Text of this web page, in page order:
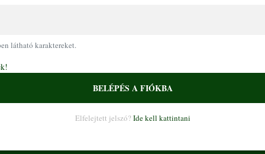
látható karaktereket.
BELÉPÉS A FIÓKBA
Elfelejtett jelszó? Ide kell kattintani